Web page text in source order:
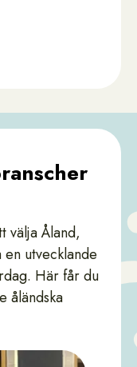
välja Åland,
utvecklande
Här får du
åländska